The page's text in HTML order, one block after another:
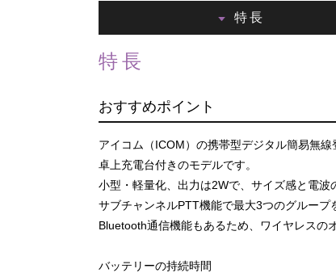
特長
特長
おすすめポイント
アイコム（ICOM）の携帯型デジタル簡易無線
卓上充電台付きのモデルです。
小型・軽量化、出力は2Wで、サイズ感と電波
サブチャンネルPTT機能で最大3つのグループ
Bluetooth通信機能もあるため、ワイヤレスの
バッテリーの持続時間